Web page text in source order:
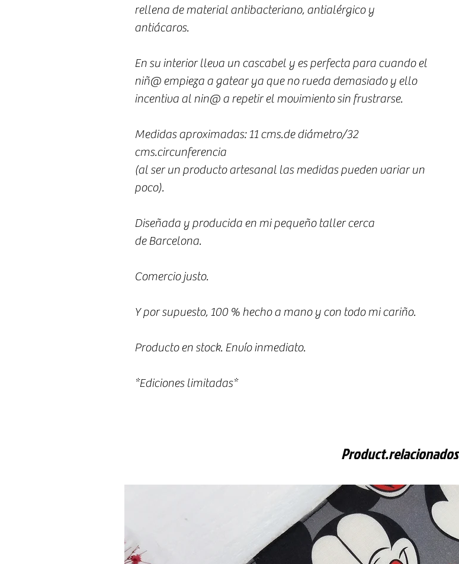
rellena de material antibacteriano, antialérgico y
antiácaros.
En su interior lleva un cascabel y es perfecta para cuando el
niñ@ empieza a gatear ya que no rueda demasiado y ello
incentiva al nin@ a repetir el movimiento sin frustrarse.
Medidas aproximadas: 11 cms.de diámetro/32
cms.circunferencia
(al ser un producto artesanal las medidas pueden variar un
poco).
Diseñada y producida en mi pequeño taller cerca
de Barcelona.
Comercio justo.
Y por supuesto, 100 % hecho a mano y con todo mi cariño.
Producto en stock. Envío inmediato.
*Ediciones limitadas*
Product.relacionados